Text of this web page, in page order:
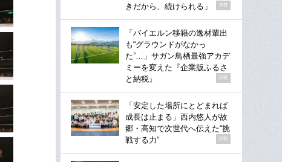
きだから、続けられる」
PR
「バイエルン移籍の逸材輩出
も“グラウンドがなかっ
た”…」サガン鳥栖最強アカデ
ミーを変えた『企業版ふるさ
と納税』
PR
「安定した場所にとどまれば
成長は止まる」西内悠人が故
郷・高知で次世代へ伝えた“挑
戦する力”
PR